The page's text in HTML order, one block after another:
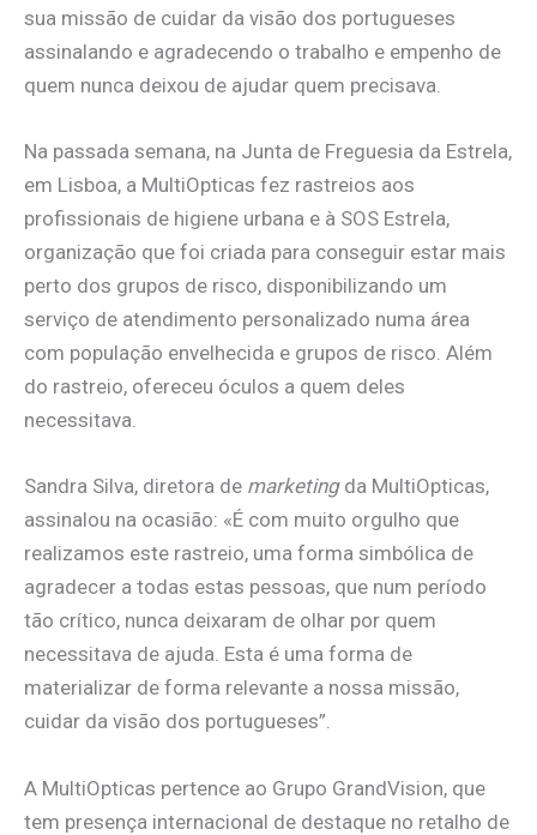
sua missão de cuidar da visão dos portugueses
assinalando e agradecendo o trabalho e empenho de
quem nunca deixou de ajudar quem precisava.
Na passada semana, na Junta de Freguesia da Estrela,
em Lisboa, a MultiOpticas fez rastreios aos
profissionais de higiene urbana e à SOS Estrela,
organização que foi criada para conseguir estar mais
perto dos grupos de risco, disponibilizando um
serviço de atendimento personalizado numa área
com população envelhecida e grupos de risco. Além
do rastreio, ofereceu óculos a quem deles
necessitava.
Sandra Silva, diretora de marketingda MultiOpticas,
assinalou na ocasião: «É com muito orgulho que
realizamos este rastreio, uma forma simbólica de
agradecer a todas estas pessoas, que num período
tão crítico, nunca deixaram de olhar por quem
necessitava de ajuda. Esta é uma forma de
materializar de forma relevante a nossa missão,
cuidar da visão dos portugueses”.
A MultiOpticas pertence ao Grupo GrandVision, que
tem presença internacional de destaque no retalho de